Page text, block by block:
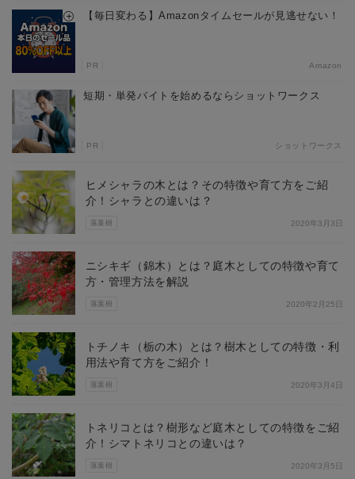
【毎日変わる】Amazonタイムセールが見逃せない！
PR Amazon
短期・単発バイトを始めるならショットワークス
PR ショットワークス
落葉樹
ヒメシャラの木とは？その特徴や育て方をご紹
介！シャラとの違いは？
2020年3月3日
落葉樹
ニシキギ（錦木）とは？庭木としての特徴や育て
方・管理方法を解説
2020年2月25日
落葉樹
トチノキ（栃の木）とは？樹木としての特徴・利
用法や育て方をご紹介！
2020年3月4日
落葉樹
トネリコとは？樹形など庭木としての特徴をご紹
介！シマトネリコとの違いは？
2020年3月5日